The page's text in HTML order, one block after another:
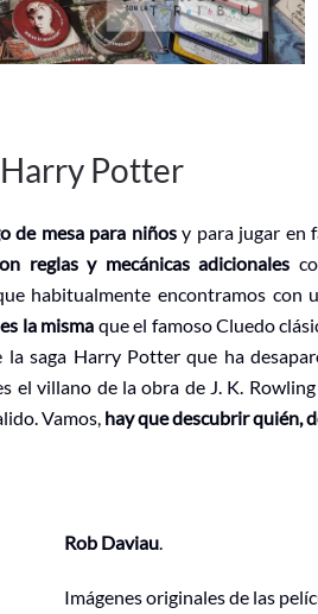
Potter
de mesa para niñosy para jugar en
reglas y mecánicas adicionales
habitualmente encontramos con
la misma que el famoso Cluedo
saga Harry Potter que ha
el villano de la obra de J. K.
Vamos, hay que descubrir quién,
Rob Daviau.
Imágenes originales de las